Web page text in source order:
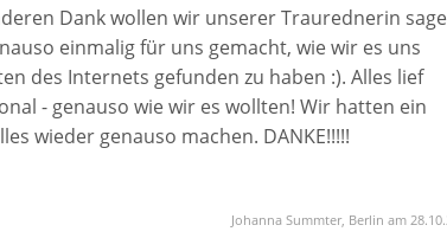
Dank wollen wir unserer Traurednerin
einmalig für uns gemacht, wie wir es uns
des Internets gefunden zu haben :). Alles lief
- genauso wie wir es wollten! Wir hatten ein
wieder genauso machen. DANKE!!!!!
Johanna Summter, Berlin am